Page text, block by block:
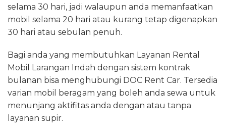
selama 30 hari, jadi walaupun anda memanfaatkan
mobil selama 20 hari atau kurang tetap digenapkan
30 hari atau sebulan penuh.
Bagi anda yang membutuhkan Layanan Rental
Mobil Larangan Indah dengan sistem kontrak
bulanan bisa menghubungi DOC Rent Car. Tersedia
varian mobil beragam yang boleh anda sewa untuk
menunjang aktifitas anda dengan atau tanpa
layanan supir.